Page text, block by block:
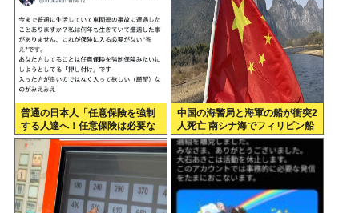
普通の日本人「任意保険を強制
する人達へ！任意保険は必要な
い。そもそも事故を起こしませ
ん」
中国の海警局と海軍の船が衝突2
人死亡 南シナ海でフィリピン船
を追跡中、公表までに1年